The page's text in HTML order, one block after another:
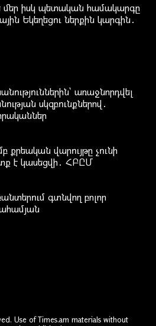
մեր իսկ պետական համակարգը
Եկեղեցու ներքին կարգին․
առաջնորդվել
սկզբունքներով․
քրեական վարույթը չունի
է կասեցվի․ ՀԲԸՄ
գտնվող բոլոր
Use of Times.am materials without